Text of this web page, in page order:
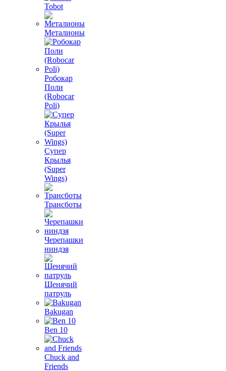
Tobot
Металионы
Робокар
Поли
(Robocar
Poli)
Супер
Крылья
(Super
Wings)
Трансботы
Черепашки
ниндзя
Щенячий
патруль
Bakugan
Ben 10
Chuck and
Friends